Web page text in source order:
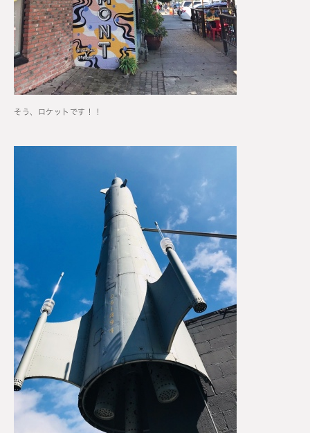
そう、ロケットです！！